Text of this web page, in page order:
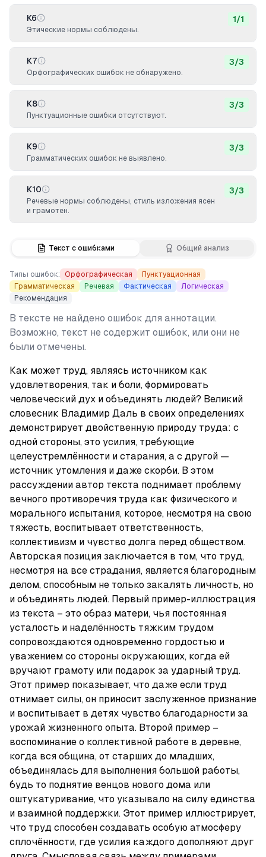
Текст с ошибками Общий анализ
Типы ошибок: Орфографическая
Пунктуационная
Грамматическая
Речевая Фактическая
Логическая
Рекомендация
В тексте не найдено ошибок для аннотации.
Возможно, текст не содержит ошибок, или они не
были отмечены.
Как может труд, являясь источником как
удовлетворения, так и боли, формировать
человеческий дух и объединять людей? Великий
словесник Владимир Даль в своих определениях
демонстрирует двойственную природу труда: с
одной стороны, это усилия, требующие
целеустремлённости и старания, а с другой —
источник утомления и даже скорби. В этом
рассуждении автор текста поднимает проблему
вечного противоречия труда как физического и
морального испытания, которое, несмотря на свою
тяжесть, воспитывает ответственность,
коллективизм и чувство долга перед обществом.
Авторская позиция заключается в том, что труд,
несмотря на все страдания, является благородным
делом, способным не только закалять личность, но
и объединять людей. Первый пример-иллюстрация
из текста – это образ матери, чья постоянная
усталость и наделённость тяжким трудом
сопровождаются одновременно гордостью и
уважением со стороны окружающих, когда ей
вручают грамоту или подарок за ударный труд.
Этот пример показывает, что даже если труд
отнимает силы, он приносит заслуженное признание
и воспитывает в детях чувство благодарности за
урожай жизненного опыта. Второй пример –
воспоминание о коллективной работе в деревне,
когда вся община, от старших до младших,
объединялась для выполнения большой работы,
будь то поднятие венцов нового дома или
оштукатуривание, что указывало на силу единства
и взаимной поддержки. Этот пример иллюстрирует,
что труд способен создавать особую атмосферу
сплочённости, где усилия каждого дополняют друг
К6
Этические нормы соблюдены.
1/1
К7
Орфографических ошибок не обнаружено.
3/3
К8
Пунктуационные ошибки отсутствуют.
3/3
К9
Грамматических ошибок не выявлено.
3/3
К10
Речевые нормы соблюдены, стиль изложения ясен
и грамотен.
3/3